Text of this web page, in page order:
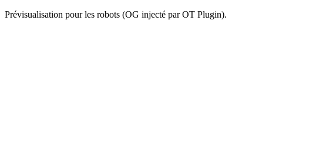
Prévisualisation pour les robots (OG injecté par OT Plugin).